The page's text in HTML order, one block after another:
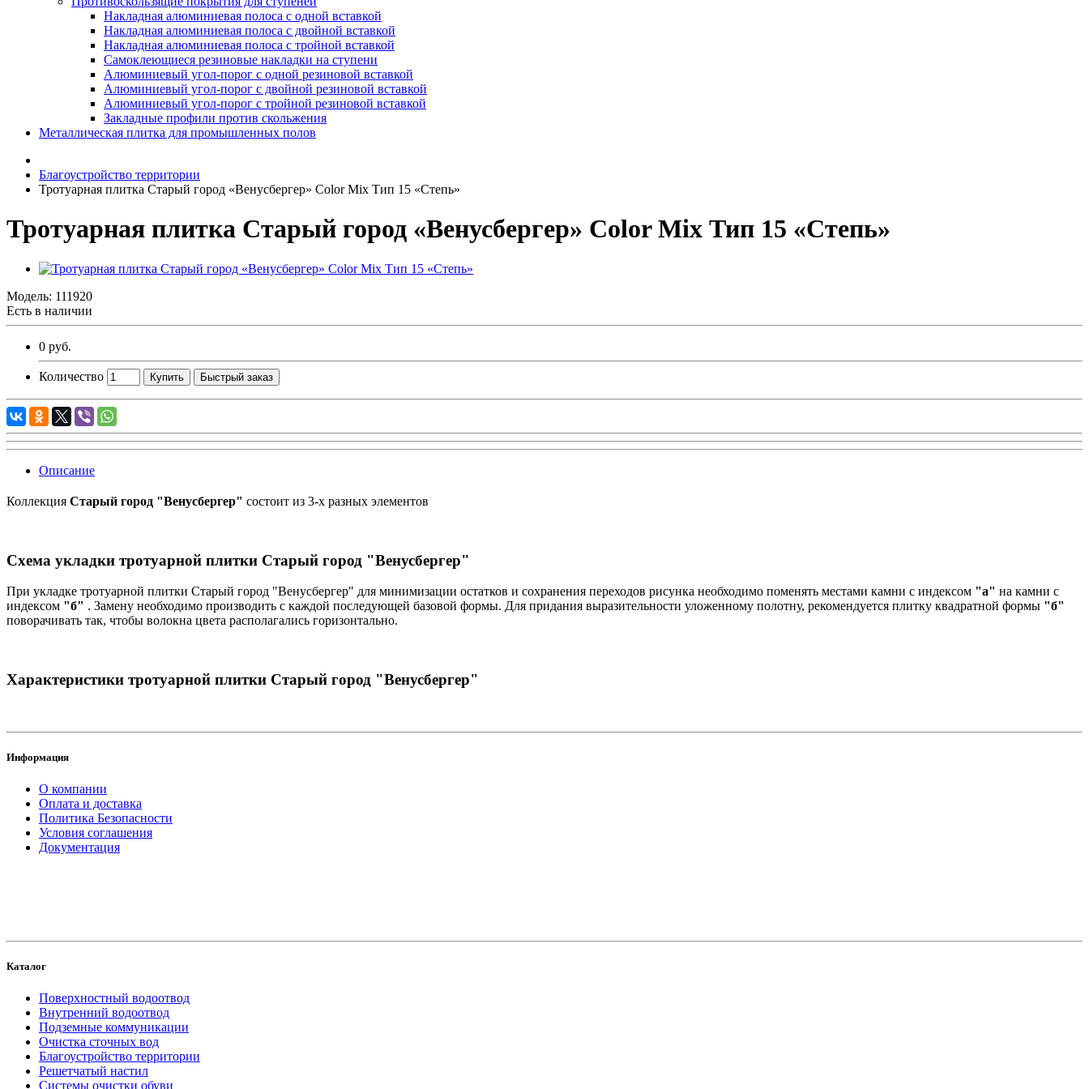
Накладная алюминиевая полоса с одной вставкой
Накладная алюминиевая полоса с двойной вставкой
Накладная алюминиевая полоса с тройной вставкой
Самоклеющиеся резиновые накладки на ступени
Алюминиевый угол-порог с одной резиновой вставкой
Алюминиевый угол-порог с двойной резиновой вставкой
Алюминиевый угол-порог с тройной резиновой вставкой
Закладные профили против скольжения
Металлическая плитка для промышленных полов
Благоустройство территории
Тротуарная плитка Старый город «Венусбергер» Color Mix Тип 15 «Степь»
Тротуарная плитка Старый город «Венусбергер» Color Mix Тип 15 «Степь»
Модель: 111920
Есть в наличии
0 руб.
Количество Купить Быстрый заказ
Описание
Коллекция Старый город "Венусбергер" состоит из 3-х разных элементов
Схема укладки тротуарной плитки Старый город "Венусбергер"
При укладке тротуарной плитки Старый город "Венусбергер" для минимизации остатков и сохранения переходов рисунка необходимо поменять местами камни с индексом "а" на камни с
индексом "б" . Замену необходимо производить с каждой последующей базовой формы. Для придания выразительности уложенному полотну, рекомендуется плитку квадратной формы "б"
поворачивать так, чтобы волокна цвета располагались горизонтально.
Характеристики тротуарной плитки Старый город "Венусбергер"
Информация
О компании
Оплата и доставка
Политика Безопасности
Условия соглашения
Документация
Каталог
Поверхностный водоотвод
Внутренний водоотвод
Подземные коммуникации
Очистка сточных вод
Благоустройство территории
Решетчатый настил
Системы очистки обуви